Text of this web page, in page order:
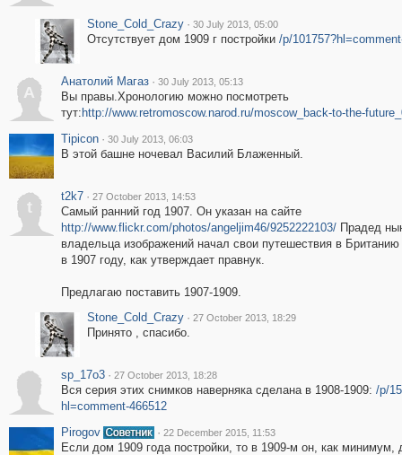
Stone_Cold_Crazy · 30 July 2013, 05:00
Отсутствует дом 1909 г постройки /p/
А
Анатолий Магаз · 30 July 2013, 05:13
Вы правы.Хронологию можно посмотреть
тут: http://www.retromoscow.narod.ru/moscow_back-to-the-
Tipicon · 30 July 2013, 06:03
В этой башне ночевал Василий Блаженный.
t
t2k7 · 27 October 2013, 14:53
Самый ранний год 1907. Он указан на сайте
http://www.flickr.com/photos/angeljim46/9252222103/Прадед
владельца изображений начал свои путешествия в
в 1907 году, как утверждает правнук.
Предлагаю поставить 1907-1909.
Stone_Cold_Crazy · 27 October 2013, 18:29
Принято , спасибо.
sp_17o3 · 27 October 2013, 18:28
Вся серия этих снимков наверняка сделана в 1908-1909: /p/
hl=comment-466512
Pirogov
· 22 December 2015, 11:53
Если дом 1909 года постройки, то в 1909-м он, как минимум,